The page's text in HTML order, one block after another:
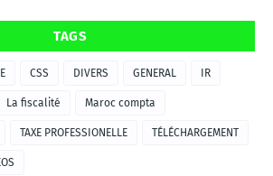
TAGS
CSS DIVERS GENERAL IR
La fiscalité Maroc compta
TAXE PROFESSIONELLE TÉLÉCHARGEMENT